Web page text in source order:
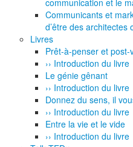
Communicants et
d’être des architectes
Livres
Prêt-à-penser et post-
›› Introduction du livre
Le génie gênant
›› Introduction du livre
Donnez du sens, il
›› Introduction du livre
Entre la vie et le vide
›› Introduction du livre